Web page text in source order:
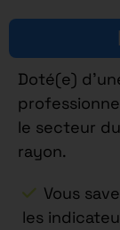
Doté(e)
le secteur
rayon.
Vous
les